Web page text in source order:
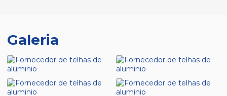
Galeria